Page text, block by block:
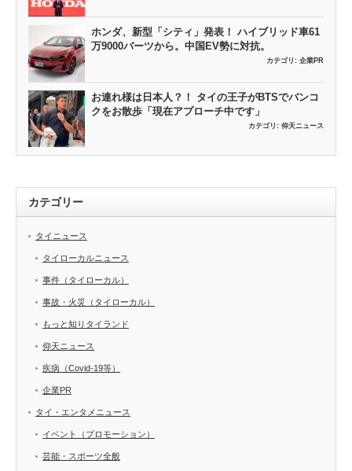
ホンダ、新型「シティ」発表！ ハイブリッド車61
万9000バーツから。中国EV勢に対抗。
カテゴリ: 企業PR
お連れ様は日本人？！ タイの王子がBTSでバンコ
クをお散歩「現在アプローチ中です」
カテゴリ: 仰天ニュース
カテゴリー
タイニュース
タイローカルニュース
事件（タイローカル）
事故・火災（タイローカル）
もっと知りタイランド
仰天ニュース
疾病（Covid-19等）
企業PR
タイ・エンタメニュース
イベント（プロモーション）
芸能・スポーツ全般